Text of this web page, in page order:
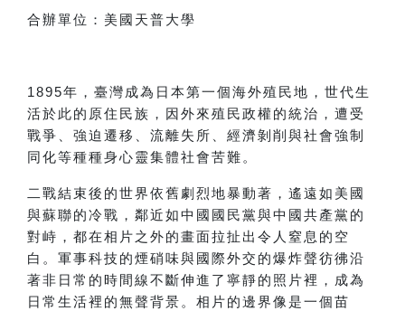
合辦單位：美國天普大學
1895年，臺灣成為日本第一個海外殖民地，世代生
活於此的原住民族，因外來殖民政權的統治，遭受
戰爭、強迫遷移、流離失所、經濟剝削與社會強制
同化等種種身心靈集體社會苦難。
二戰結束後的世界依舊劇烈地暴動著，遙遠如美國
與蘇聯的冷戰，鄰近如中國國民黨與中國共產黨的
對峙，都在相片之外的畫面拉扯出令人窒息的空
白。軍事科技的煙硝味與國際外交的爆炸聲彷彿沿
著非日常的時間線不斷伸進了寧靜的照片裡，成為
日常生活裡的無聲背景。相片的邊界像是一個苗